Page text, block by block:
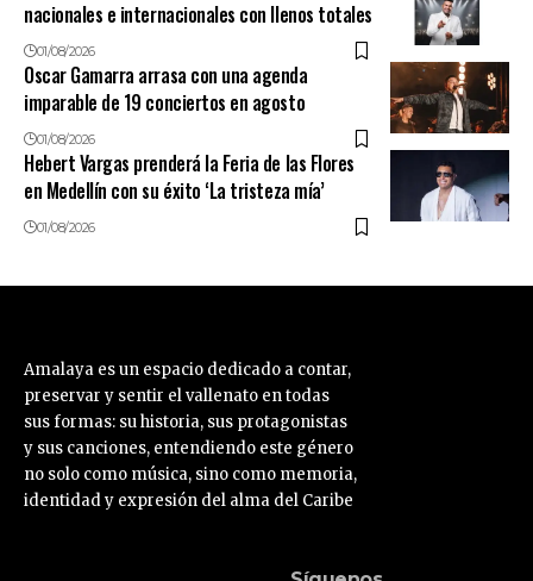
nacionales e internacionales con llenos totales
01/08/2026
Oscar Gamarra arrasa con una agenda
imparable de 19 conciertos en agosto
01/08/2026
Hebert Vargas prenderá la Feria de las Flores
en Medellín con su éxito ‘La tristeza mía’
01/08/2026
Amalaya es un espacio dedicado a contar,
preservar y sentir el vallenato en todas
sus formas: su historia, sus protagonistas
y sus canciones, entendiendo este género
no solo como música, sino como memoria,
identidad y expresión del alma del Caribe